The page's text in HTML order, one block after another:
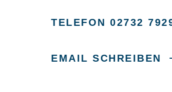
TELEFON 02732
EMAIL SCHREIBEN